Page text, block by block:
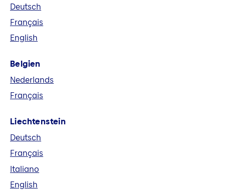
Fusion Helvetia und Baloise
Alle Unterlagen im Zusammenhang mit der
hier heruntergeladen werden.
Deutsch
Français
English
Belgien
Nederlands
Français
Liechtenstein
Deutsch
Français
Italiano
English